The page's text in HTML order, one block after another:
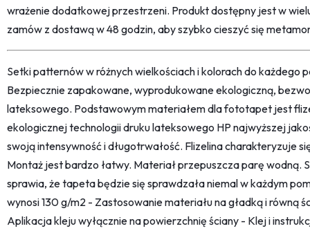
wrażenie dodatkowej przestrzeni. Produkt dostępny jest w
zamów z dostawą w 48 godzin, aby szybko cieszyć się
Setki patternów w różnych wielkościach i kolorach do każdego
Bezpiecznie zapakowane, wyprodukowane ekologiczną,
lateksowego. Podstawowym materiałem dla fototapet jest
ekologicznej technologii druku lateksowego HP najwyższej
swoją intensywność i długotrwałość. Flizelina charakteryzuje
Montaż jest bardzo łatwy. Materiał przepuszcza parę wodną.
sprawia, że tapeta będzie się sprawdzała niemal w każdym
wynosi 130 g/m2 - Zastosowanie materiału na gładką i równą
Aplikacja kleju wyłącznie na powierzchnię ściany - Klej i